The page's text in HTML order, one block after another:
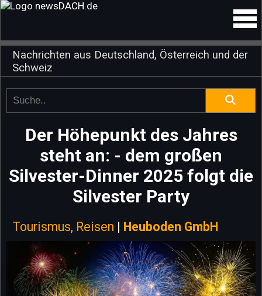
Nachrichten aus Deutschland, Österreich und der
Schweiz
Der Höhepunkt des Jahres
steht an: - dem großen
Silvester-Dinner 2025 folgt die
Silvester Party
Tourismus, Reisen | Heuboden GmbH